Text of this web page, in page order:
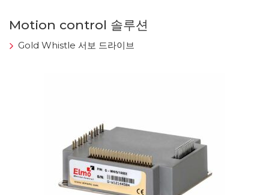
Motion control 솔루션
Gold Whistle 서보 드라이브